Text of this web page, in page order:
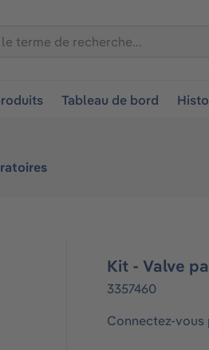
Tableau de bord
Kit - Valve
3357460
Connectez-